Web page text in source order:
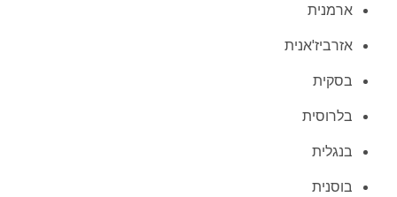
ארמנית
אזרביז'אנית
בסקית
בלרוסית
בנגלית
בוסנית